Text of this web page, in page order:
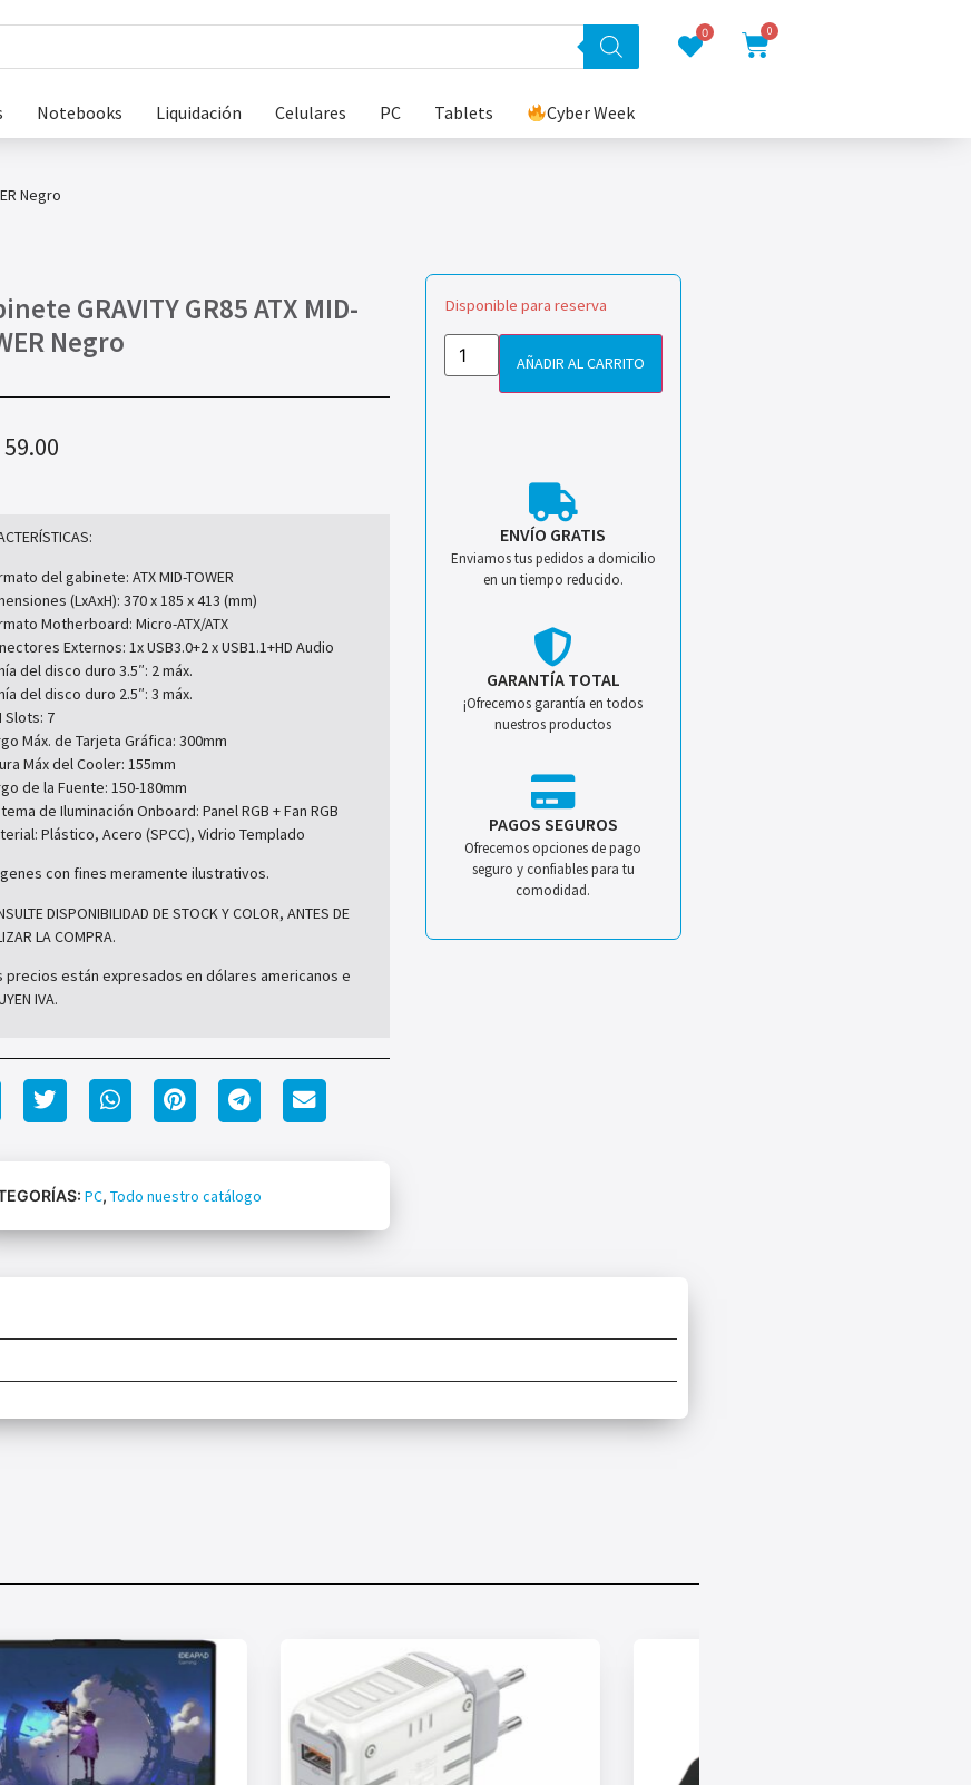
0 0
Notebooks Liquidación Celulares PC Tablets Cyber Week
Negro
GRAVITY GR85 ATX MID-
Negro
59.00
del gabinete: ATX MID-TOWER
(LxAxH): 370 x 185 x 413 (mm)
Motherboard: Micro-ATX/ATX
Externos: 1x USB3.0+2 x USB1.1+HD Audio
del disco duro 3.5″: 2 máx.
del disco duro 2.5″: 3 máx.
Slots: 7
Máx. de Tarjeta Gráfica: 300mm
Máx del Cooler: 155mm
de la Fuente: 150-180mm
de Iluminación Onboard: Panel RGB + Fan RGB
Plástico, Acero (SPCC), Vidrio Templado
con fines meramente ilustrativos.
DISPONIBILIDAD DE STOCK Y COLOR, ANTES DE
LA COMPRA.
precios están expresados en dólares americanos e
IVA.
PC, Todo nuestro catálogo
Disponible para reserva
AÑADIR AL CARRITO
ENVÍO GRATIS
Enviamos tus pedidos a domicilio
en un tiempo reducido.
GARANTÍA TOTAL
¡Ofrecemos garantía en todos
nuestros productos
PAGOS SEGUROS
Ofrecemos opciones de pago
seguro y confiables para tu
comodidad.